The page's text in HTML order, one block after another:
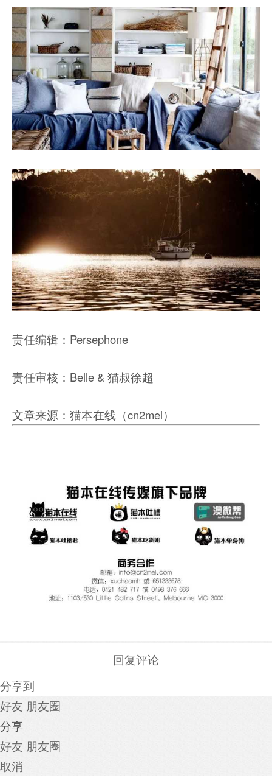
责任编辑：Persephone
责任审核：Belle & 猫叔徐超
文章来源：猫本在线（cn2mel）
回复评论
分享到
好友 朋友圈
分享
好友 朋友圈
取消